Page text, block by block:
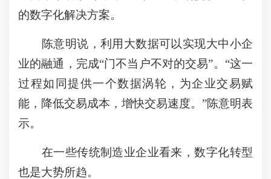
的数字化解决方案。
陈意明说，利用大数据可以实现大中小企
业的融通，完成“门不当户不对的交易”。“这一
过程如同提供一个数据涡轮，为企业交易赋
能，降低交易成本，增快交易速度。”陈意明表
示。
在一些传统制造业企业看来，数字化转型
也是大势所趋。